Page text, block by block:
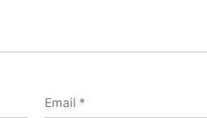
Email *